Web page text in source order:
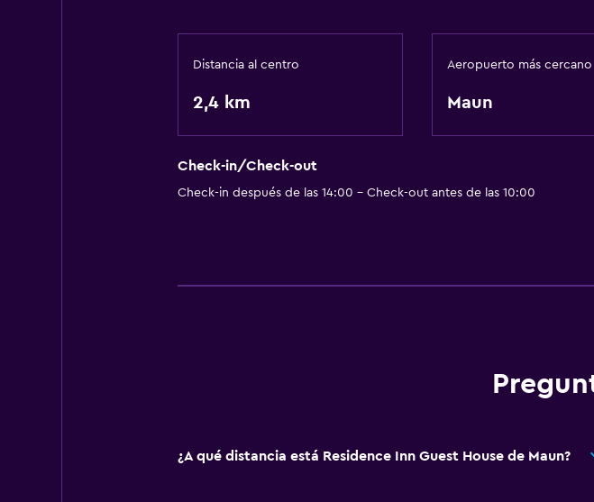
Distancia al centro
2,4 km
Aeropuerto más cercano
Maun
Check-in/Check-out
Check-in después de las 14:00 - Check-out antes de las 10:00
¿A qué distancia está Residence Inn Guest House de Maun?